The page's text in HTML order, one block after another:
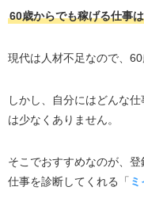
60歳からでも稼げる仕事
現代は人材不足なので、
しかし、自分にはどんな
は少なくありません。
そこでおすすめなのが、
仕事を診断してくれる「